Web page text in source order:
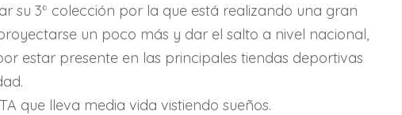
su 3ª colección por la que está realizando una gran
un poco más y dar el salto a nivel nacional,
estar presente en las principales tiendas deportivas
que lleva media vida vistiendo sueños.